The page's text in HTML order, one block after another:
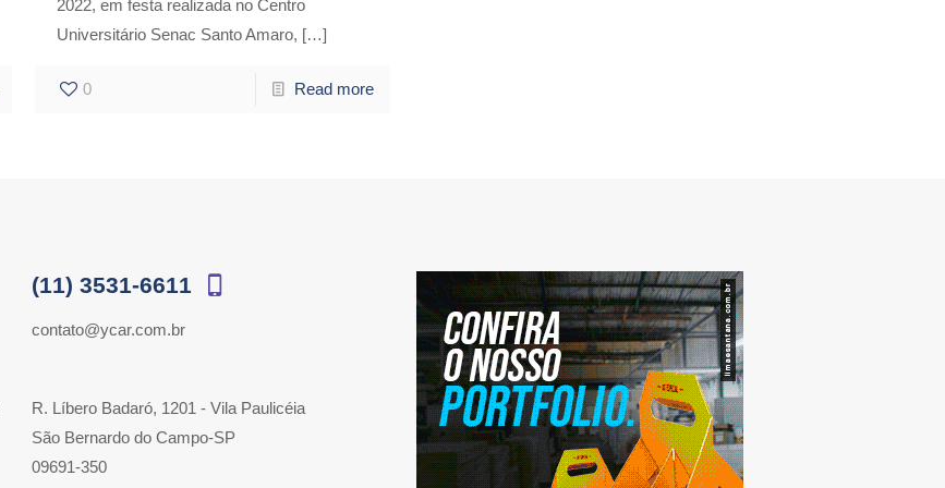
2022, em festa realizada no Centro
Universitário Senac Santo Amaro, […]
0 Read more
(11) 3531-6611
contato@ycar.com.br
R. Líbero Badaró, 1201 - Vila Paulicéia
São Bernardo do Campo-SP
09691-350